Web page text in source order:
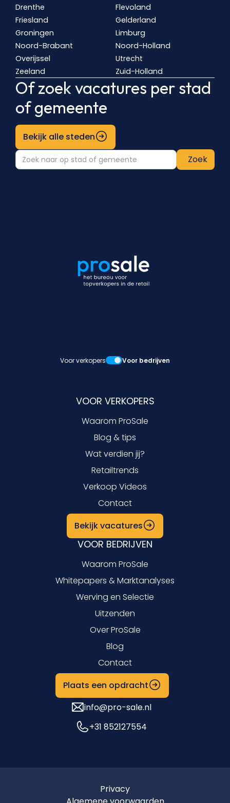
Drenthe
Flevoland
Friesland
Gelderland
Groningen
Limburg
Noord-Brabant
Noord-Holland
Overijssel
Utrecht
Zeeland
Zuid-Holland
Of zoek vacatures per stad
of gemeente
Bekijk alle steden
Voor verkopers Voor bedrijven
VOOR VERKOPERS
Waarom ProSale
Blog & tips
Wat verdien jij?
Retailtrends
Verkoop Videos
Contact
Bekijk vacatures
VOOR BEDRIJVEN
Waarom ProSale
Whitepapers & Marktanalyses
Werving en Selectie
Uitzenden
Over ProSale
Blog
Contact
Plaats een opdracht
info@pro-sale.nl
+31 852127554
Privacy